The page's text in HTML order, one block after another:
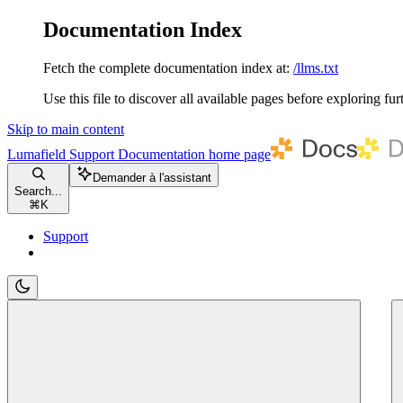
Documentation Index
Fetch the complete documentation index at: /llms.txt
Use this file to discover all available pages before exploring
Skip to main content
Lumafield Support Documentation home page
Search...
⌘ K
Demander à l'assistant
Support